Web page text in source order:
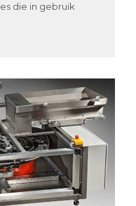
die in gebruik